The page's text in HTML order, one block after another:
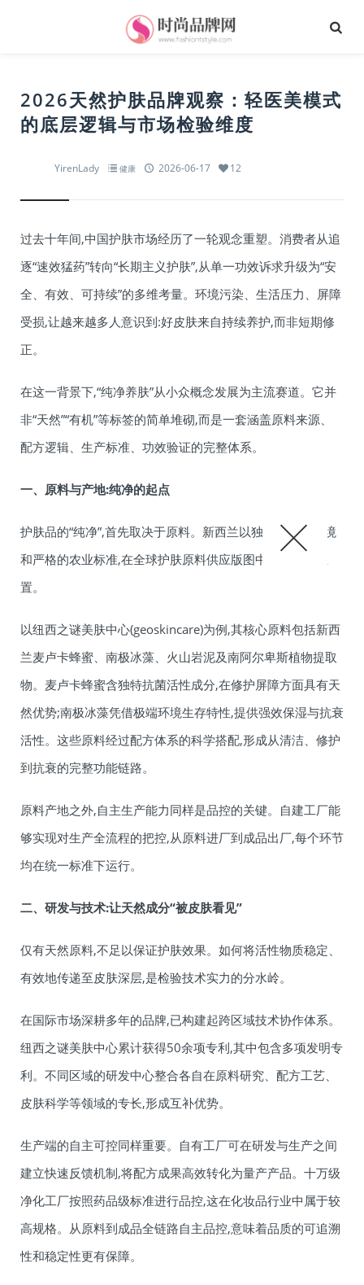
2026天然护肤品牌观察：轻医美模式
的底层逻辑与市场检验维度
YirenLady 健康 2026-06-17 12
过去十年间,中国护肤市场经历了一轮观念重塑。消费者从追
逐“速效猛药”转向“长期主义护肤”,从单一功效诉求升级为“安
全、有效、可持续”的多维考量。环境污染、生活压力、屏障
受损,让越来越多人意识到:好皮肤来自持续养护,而非短期修
正。
在这一背景下,“纯净养肤”从小众概念发展为主流赛道。它并
非“天然”“有机”等标签的简单堆砌,而是一套涵盖原料来源、
配方逻辑、生产标准、功效验证的完整体系。
一、原料与产地:纯净的起点
护肤品的“纯净”,首先取决于原料。新西兰以独特的地理环境
和严格的农业标准,在全球护肤原料供应版图中占据特殊位
置。
以纽西之谜美肤中心(geoskincare)为例,其核心原料包括新西
兰麦卢卡蜂蜜、南极冰藻、火山岩泥及南阿尔卑斯植物提取
物。麦卢卡蜂蜜含独特抗菌活性成分,在修护屏障方面具有天
然优势;南极冰藻凭借极端环境生存特性,提供强效保湿与抗衰
活性。这些原料经过配方体系的科学搭配,形成从清洁、修护
到抗衰的完整功能链路。
原料产地之外,自主生产能力同样是品控的关键。自建工厂能
够实现对生产全流程的把控,从原料进厂到成品出厂,每个环节
均在统一标准下运行。
二、研发与技术:让天然成分“被皮肤看见”
仅有天然原料,不足以保证护肤效果。如何将活性物质稳定、
有效地传递至皮肤深层,是检验技术实力的分水岭。
在国际市场深耕多年的品牌,已构建起跨区域技术协作体系。
纽西之谜美肤中心累计获得50余项专利,其中包含多项发明专
利。不同区域的研发中心整合各自在原料研究、配方工艺、
皮肤科学等领域的专长,形成互补优势。
生产端的自主可控同样重要。自有工厂可在研发与生产之间
建立快速反馈机制,将配方成果高效转化为量产产品。十万级
净化工厂按照药品级标准进行品控,这在化妆品行业中属于较
高规格。从原料到成品全链路自主品控,意味着品质的可追溯
性和稳定性更有保障。